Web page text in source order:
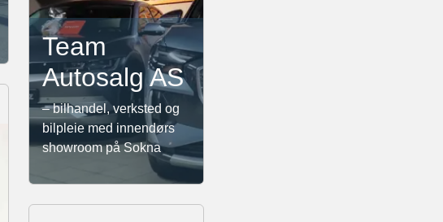
Team
Autosalg AS
– bilhandel, verksted og
bilpleie med innendørs
showroom på Sokna